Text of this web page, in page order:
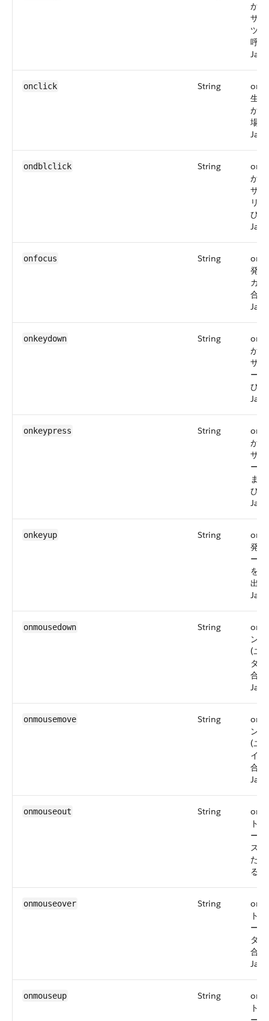
が
ザ
ツ
呼
onclick String
生
が
場
ondblclick String
が
ザ
リ
び
onfocus String
発
カ
合)
onkeydown String
が
ザ
ー
び
onkeypress String
が
ザ
ー
ま
び
onkeyup String
発
ー
を
出
onmousedown String
ン
(ユ
タ
合)
onmousemove String
ン
(ユ
イ
合)
onmouseout String
ト
ー
ス
た
る
onmouseover String
ト
ー
タ
合)
onmouseup String
ト